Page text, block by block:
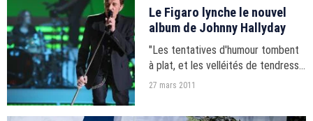
Le Figaro lynche le nouvel
album de Johnny Hallyday
"Les tentatives d'humour tombent
à plat, et les velléités de tendresse
évoquent la poésie d'un enfant de
27 mars 2011